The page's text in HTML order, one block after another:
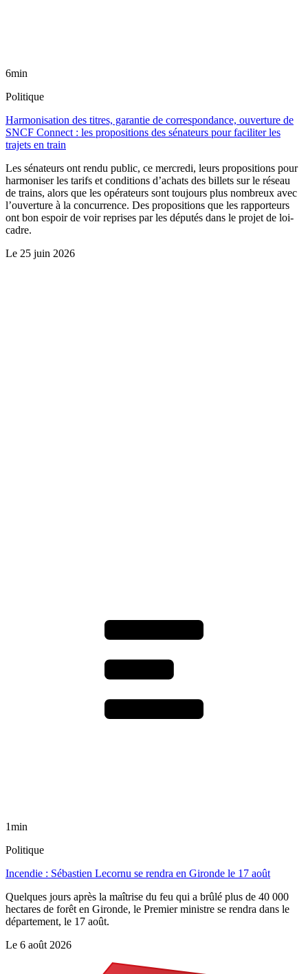
6min
Politique
Harmonisation des titres, garantie de correspondance, ouverture de
SNCF Connect : les propositions des sénateurs pour faciliter les
trajets en train
Les sénateurs ont rendu public, ce mercredi, leurs propositions pour
harmoniser les tarifs et conditions d’achats des billets sur le réseau
de trains, alors que les opérateurs sont toujours plus nombreux avec
l’ouverture à la concurrence. Des propositions que les rapporteurs
ont bon espoir de voir reprises par les députés dans le projet de loi-
cadre.
Le 25 juin 2026
1min
Politique
Incendie : Sébastien Lecornu se rendra en Gironde le 17 août
Quelques jours après la maîtrise du feu qui a brûlé plus de 40 000
hectares de forêt en Gironde, le Premier ministre se rendra dans le
département, le 17 août.
Le 6 août 2026